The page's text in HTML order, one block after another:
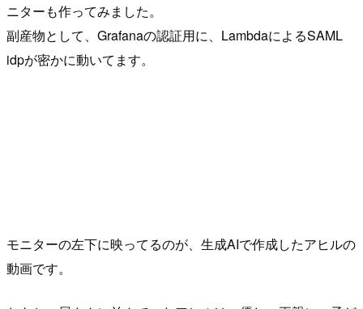
ニターも作ってみました。
副産物として、Grafanaの認証用に、LambdaによるSAML
idpが密かに動いてます。
モニターの左下に映ってるのが、生成AIで作成したアヒルの
動画です。